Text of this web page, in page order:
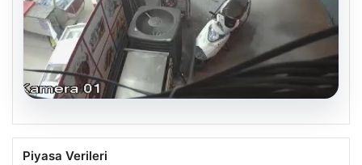
06.08.2026
Bahçelievler’de 4 Katlı Binanın Çökmesi
Piyasa Verileri